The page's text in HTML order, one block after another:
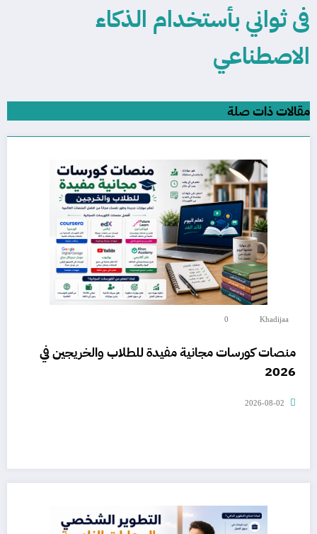
فى ثواني بأستخدام الذكاء
الاصطناعي
مقالات ذات صلة
Khadijaa
0
منصات كورسات مجانية مفيدة للطلاب والخريجين في
2026
2026-08-02